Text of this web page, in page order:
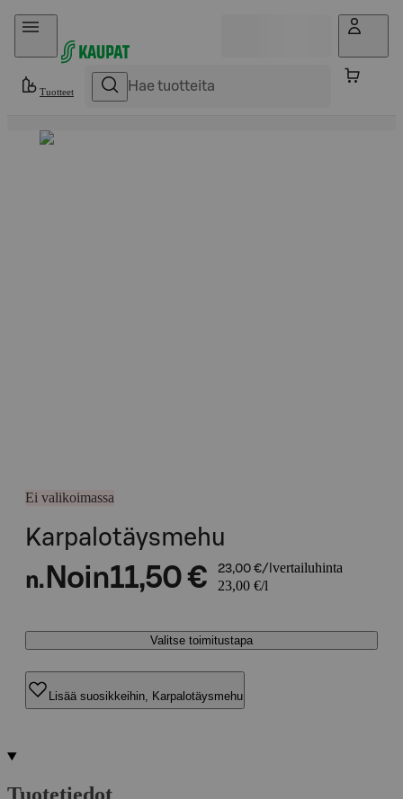
Hyppää sisältöön
Tuotteet
Ei valikoimassa
Karpalotäysmehu
n. Noin11,50 € 23,00 €/l vertailuhinta
23,00 €/l
Valitse toimitustapa
Lisää suosikkeihin, Karpalotäysmehu